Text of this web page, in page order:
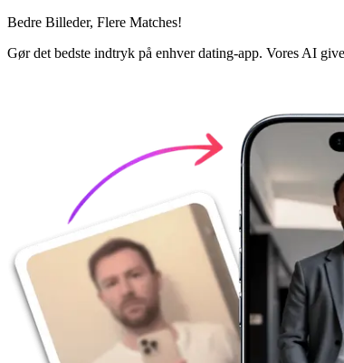
Bedre Billeder, Flere Matches!
Gør det bedste indtryk på enhver dating-app. Vores AI